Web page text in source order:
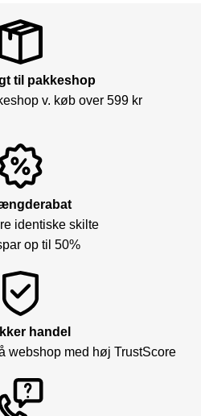
til pakkeshop
v. køb over 599 kr
identiske skilte
op til 50%
handel
webshop med høj TrustScore